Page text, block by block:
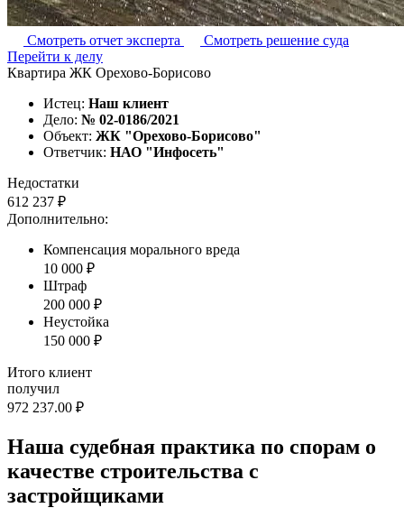
Смотреть отчет эксперта
Смотреть решение суда
Перейти к делу
Квартира ЖК Орехово-Борисово
Истец: Наш клиент
Дело: № 02-0186/2021
Объект: ЖК "Орехово-Борисово"
Ответчик: НАО "Инфосеть"
Недостатки
612 237 ₽
Дополнительно:
Компенсация морального вреда
10 000 ₽
Штраф
200 000 ₽
Неустойка
150 000 ₽
Итого клиент
получил
972 237.00 ₽
Наша судебная практика по спорам о
качестве строительства с
застройщиками